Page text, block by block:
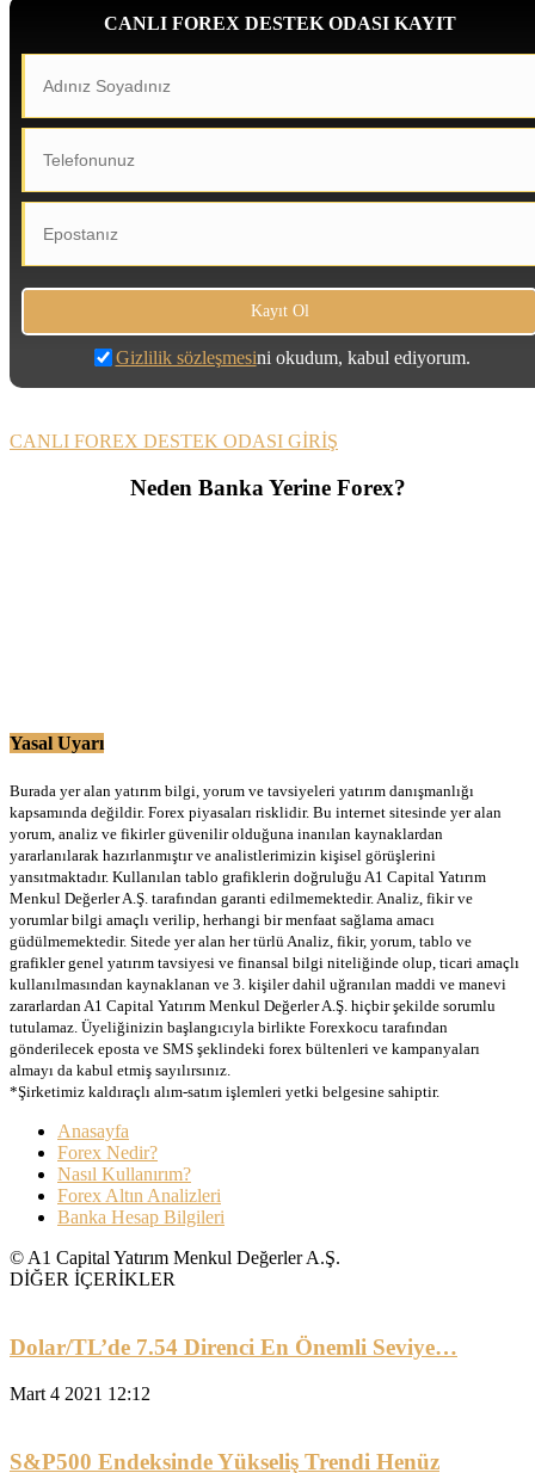
CANLI FOREX DESTEK ODASI KAYIT
Gizlilik sözleşmesini okudum, kabul ediyorum.
CANLI FOREX DESTEK ODASI GİRİŞ
Neden Banka Yerine Forex?
Yasal Uyarı
Burada yer alan yatırım bilgi, yorum ve tavsiyeleri yatırım danışmanlığı
kapsamında değildir. Forex piyasaları risklidir. Bu internet sitesinde yer alan
yorum, analiz ve fikirler güvenilir olduğuna inanılan kaynaklardan
yararlanılarak hazırlanmıştır ve analistlerimizin kişisel görüşlerini
yansıtmaktadır. Kullanılan tablo grafiklerin doğruluğu A1 Capital Yatırım
Menkul Değerler A.Ş. tarafından garanti edilmemektedir. Analiz, fikir ve
yorumlar bilgi amaçlı verilip, herhangi bir menfaat sağlama amacı
güdülmemektedir. Sitede yer alan her türlü Analiz, fikir, yorum, tablo ve
grafikler genel yatırım tavsiyesi ve finansal bilgi niteliğinde olup, ticari amaçlı
kullanılmasından kaynaklanan ve 3. kişiler dahil uğranılan maddi ve manevi
zararlardan A1 Capital Yatırım Menkul Değerler A.Ş. hiçbir şekilde sorumlu
tutulamaz. Üyeliğinizin başlangıcıyla birlikte Forexkocu tarafından
gönderilecek eposta ve SMS şeklindeki forex bültenleri ve kampanyaları
almayı da kabul etmiş sayılırsınız.
*Şirketimiz kaldıraçlı alım-satım işlemleri yetki belgesine sahiptir.
Anasayfa
Forex Nedir?
Nasıl Kullanırım?
Forex Altın Analizleri
Banka Hesap Bilgileri
© A1 Capital Yatırım Menkul Değerler A.Ş.
DİĞER İÇERİKLER
Dolar/TL’de 7.54 Direnci En Önemli Seviye…
Mart 4 2021 12:12
S&P500 Endeksinde Yükseliş Trendi Henüz